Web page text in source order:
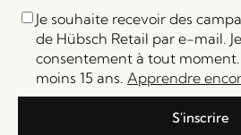
Je souhaite recevoir des
de Hübsch Retail par e-mail.
consentement à tout
moins 15 ans. Apprendre
S'inscrire